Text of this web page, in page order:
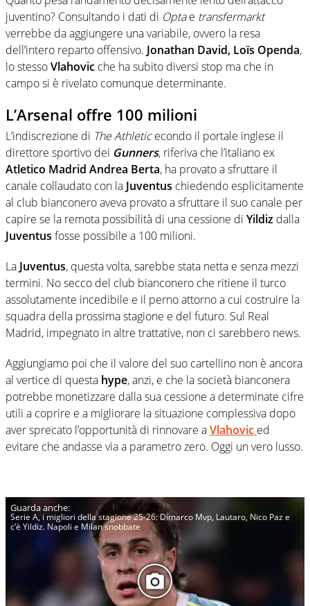
juventino? Consultando i dati di Optae transfermarkt
verrebbe da aggiungere una variabile, ovvero la resa
dell’intero reparto offensivo. Jonathan David, Loïs Openda,
lo stessoVlahovic che ha subito diversi stop ma che in
campo si è rivelato comunque determinante.
L’Arsenal offre 100 milioni
L’indiscrezione di The Athleticecondo il portale inglese il
direttore sportivo dei Gunners, riferiva che l’italiano ex
Atletico Madrid Andrea Berta, ha provato a sfruttare il
canale collaudato con la Juventus chiedendo esplicitamente
al club bianconero aveva provato a sfruttare il suo canale per
capire se la remota possibilità di una cessione di Yildiz dalla
Juventus fosse possibile a 100 milioni.
La Juventus, questa volta, sarebbe stata netta e senza mezzi
termini. No secco del club bianconero che ritiene il turco
assolutamente incedibile e il perno attorno a cui costruire la
squadra della prossima stagione e del futuro. Sul Real
Madrid, impegnato in altre trattative, non ci sarebbero news.
Aggiungiamo poi che il valore del suo cartellino non è ancora
al vertice di questa hype, anzi, e che la società bianconera
potrebbe monetizzare dalla sua cessione a determinate cifre
utili a coprire e a migliorare la situazione complessiva dopo
aver sprecato l’opportunità di rinnovare aVlahovic ed
evitare che andasse via a parametro zero. Oggi un vero lusso.
Serie A, i migliori della stagione 25-26: Dimarco Mvp, Lautaro, Nico Paz e
c’è Yildiz. Napoli e Milan snobbate